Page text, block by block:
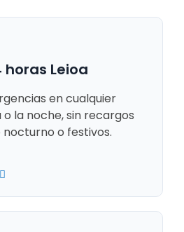
Leioa
en cualquier
la noche, sin recargos
o festivos.